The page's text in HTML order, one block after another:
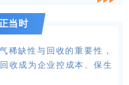
当时
稀缺性与回收的重要性，
收成为企业控成本、保生